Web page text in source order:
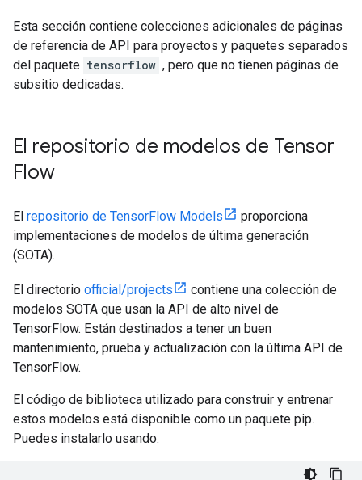
Esta sección contiene colecciones adicionales de páginas
de referencia de API para proyectos y paquetes separados
del paquete tensorflow , pero que no tienen páginas de
subsitio dedicadas.
El repositorio de modelos de Tensor
Flow
El repositorio de TensorFlow Models
proporciona
implementaciones de modelos de última generación
(SOTA).
El directorio official/projects
contiene una colección de
modelos SOTA que usan la API de alto nivel de
TensorFlow. Están destinados a tener un buen
mantenimiento, prueba y actualización con la última API de
TensorFlow.
El código de biblioteca utilizado para construir y entrenar
estos modelos está disponible como un paquete pip.
Puedes instalarlo usando: